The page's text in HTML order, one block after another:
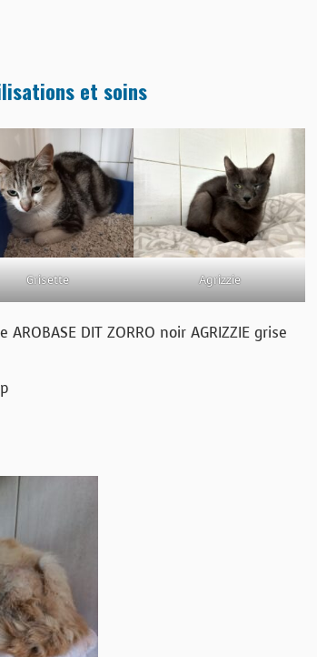
et soins
Grisette Agrizzie
AROBASE DIT ZORRO noir AGRIZZIE grise